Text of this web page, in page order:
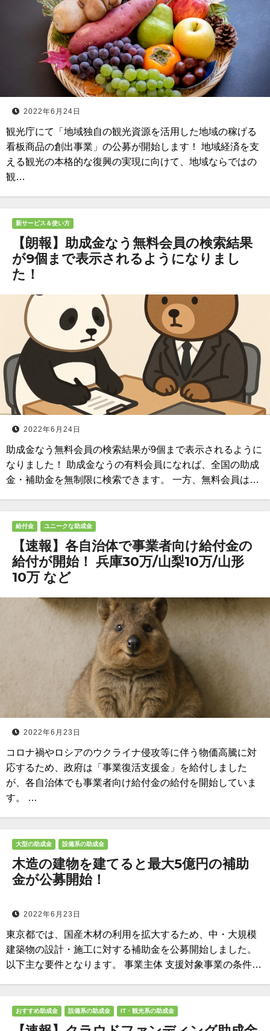
2022年6月24日
観光庁にて「地域独自の観光資源を活用した地域の稼げる
看板商品の創出事業」の公募が開始します！ 地域経済を支
える観光の本格的な復興の実現に向けて、地域ならではの
観…
新サービス＆使い方
【朗報】助成金なう無料会員の検索結果
が9個まで表示されるようになりまし
た！
2022年6月24日
助成金なう無料会員の検索結果が9個まで表示されるように
なりました！ 助成金なうの有料会員になれば、全国の助成
金・補助金を無制限に検索できます。 一方、無料会員は…
給付金 ユニークな助成金
【速報】各自治体で事業者向け給付金の
給付が開始！ 兵庫30万/山梨10万/山形
10万 など
2022年6月23日
コロナ禍やロシアのウクライナ侵攻等に伴う物価高騰に対
応するため、政府は「事業復活支援金」を給付しました
が、各自治体でも事業者向け給付金の給付を開始していま
す。 …
大型の助成金 設備系の助成金
木造の建物を建てると最大5億円の補助
金が公募開始！
2022年6月23日
東京都では、国産木材の利用を拡大するため、中・大規模
建築物の設計・施工に対する補助金を公募開始しました。
以下主な要件となります。 事業主体 支援対象事業の条件…
おすすめ助成金 設備系の助成金 IT・観光系の助成金